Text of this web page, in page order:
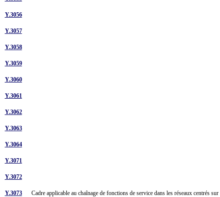
Y.3056
Y.3057
Y.3058
Y.3059
Y.3060
Y.3061
Y.3062
Y.3063
Y.3064
Y.3071
Y.3072
Y.3073 Cadre applicable au chaînage de fonctions de service dans les réseaux centrés